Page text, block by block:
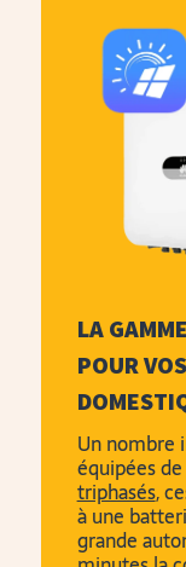
LA GAMME
POUR VOS
Un nombre
équipées
triphasés,
à une
grande